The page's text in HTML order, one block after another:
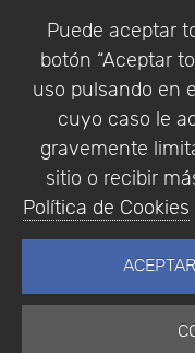
Puede aceptar
botón “Aceptar
uso pulsando en
cuyo caso le
gravemente
sitio o recibir
Política de Cookies
Empresa|Aviso
© Copyright